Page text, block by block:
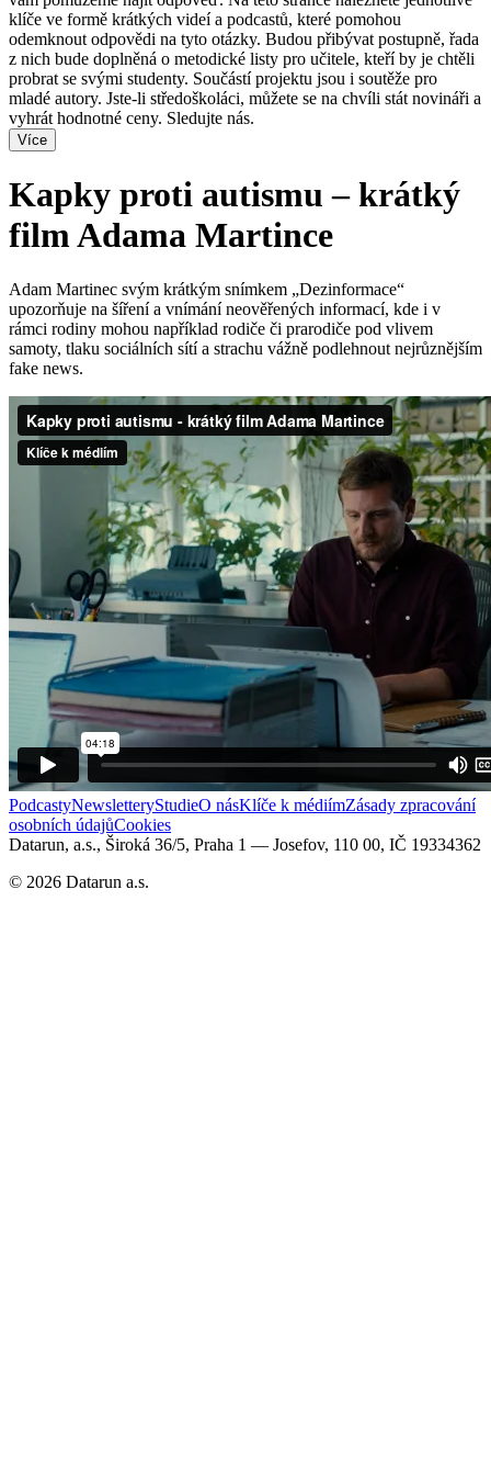
klíče ve formě krátkých videí a podcastů, které pomohou
odemknout odpovědi na tyto otázky. Budou přibývat postupně, řada
z nich bude doplněná o metodické listy pro učitele, kteří by je chtěli
probrat se svými studenty. Součástí projektu jsou i soutěže pro
mladé autory. Jste-li středoškoláci, můžete se na chvíli stát novináři a
vyhrát hodnotné ceny. Sledujte nás.
Více
Kapky proti autismu – krátký
film Adama Martince
Adam Martinec svým krátkým snímkem „Dezinformace“
upozorňuje na šíření a vnímání neověřených informací, kde i v
rámci rodiny mohou například rodiče či prarodiče pod vlivem
samoty, tlaku sociálních sítí a strachu vážně podlehnout nejrůznějším
fake news.
PodcastyNewsletteryStudieO násKlíče k médiímZásady zpracování
osobních údajůCookies
Datarun, a.s., Široká 36/5, Praha 1 — Josefov, 110 00, IČ 19334362
© 2026 Datarun a.s.